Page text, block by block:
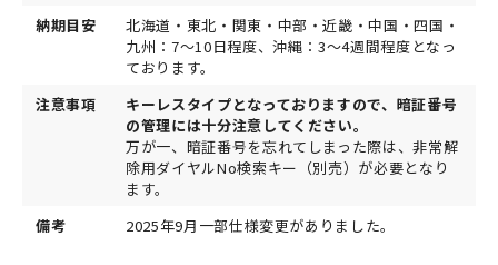
納期目安
北海道・東北・関東・中部・近畿・中国・四国・
九州：7～10日程度、沖縄：3～4週間程度となっ
ております。
注意事項
キーレスタイプとなっておりますので、暗証番号
の管理には十分注意してください。
万が一、暗証番号を忘れてしまった際は、非常解
除用ダイヤルNo検索キー（別売）が必要となり
ます。
備考
2025年9月一部仕様変更がありました。